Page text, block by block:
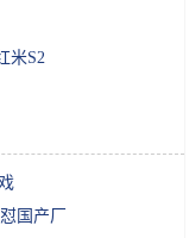
米S2
国产厂